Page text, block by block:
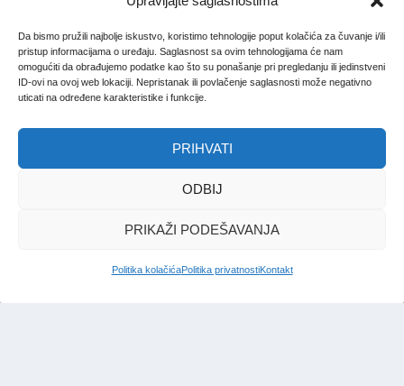
Da bismo pružili najbolje iskustvo, koristimo tehnologije poput kolačića za čuvanje i/ili
pristup informacijama o uređaju. Saglasnost sa ovim tehnologijama će nam
omogućiti da obrađujemo podatke kao što su ponašanje pri pregledanju ili jedinstveni
ID-ovi na ovoj web lokaciji. Nepristanak ili povlačenje saglasnosti može negativno
uticati na određene karakteristike i funkcije.
PRIHVATI
ODBIJ
PRIKAŽI PODEŠAVANJA
Politika kolačićaPolitika privatnostiKontakt